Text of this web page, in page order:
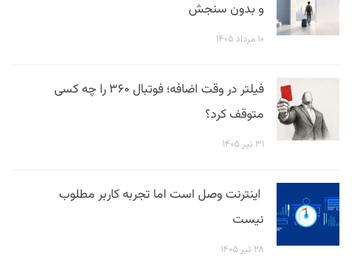
و بدون سنجش
۱۰ مرداد ۱۴۰۵
فیلتر در وقت اضافه؛ فوتبال ۳۶۰ را چه کسی
متوقف کرد؟
۳۱ تیر ۱۴۰۵
اینترنت وصل است اما تجربه کاربر مطلوب
نیست
۲۸ تیر ۱۴۰۵